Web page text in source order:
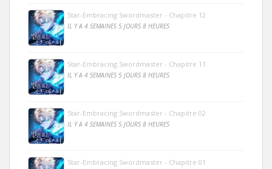
Star-Embracing Swordmaster - Chapitre 12
IL Y A 4 SEMAINES 5 JOURS 8 HEURES
Star-Embracing Swordmaster - Chapitre 11
IL Y A 4 SEMAINES 5 JOURS 8 HEURES
Star-Embracing Swordmaster - Chapitre 02
IL Y A 4 SEMAINES 5 JOURS 8 HEURES
Star-Embracing Swordmaster - Chapitre 01